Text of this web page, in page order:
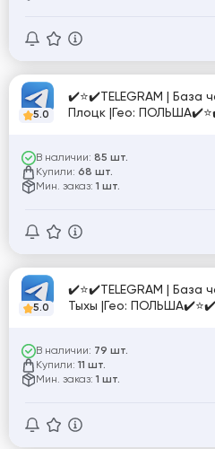
5.0
✔️⭐✔️TELEGRAM | База
Плоцк |Гео:
В наличии: 85 шт.
Купили: 68 шт.
Мин. заказ: 1 шт.
5.0
✔️⭐✔️TELEGRAM | База
Тыхы |Гео: ПОЛЬША✔️⭐✔️
В наличии: 79 шт.
Купили: 11 шт.
Мин. заказ: 1 шт.